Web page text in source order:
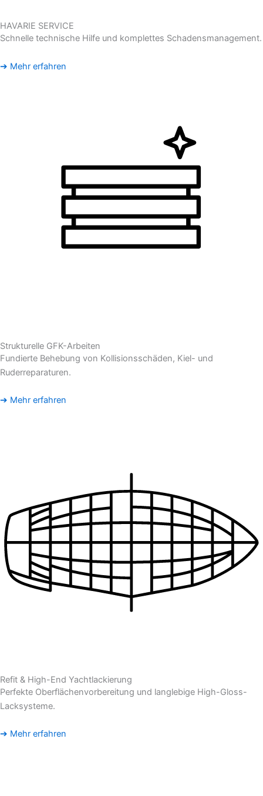
HAVARIE SERVICE
Schnelle technische Hilfe und komplettes Schadensmanagement.
➔ Mehr erfahren
Strukturelle GFK-Arbeiten
Fundierte Behebung von Kollisionsschäden, Kiel- und
Ruderreparaturen.
➔ Mehr erfahren
Refit & High-End Yachtlackierung
Perfekte Oberflächenvorbereitung und langlebige High-Gloss-
Lacksysteme.
➔ Mehr erfahren